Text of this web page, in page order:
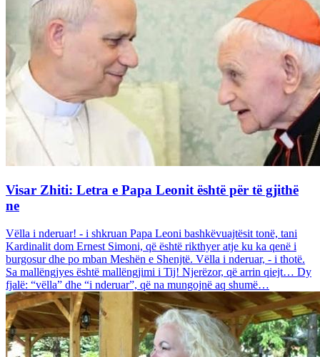
Visar Zhiti: Letra e Papa Leonit është për të gjithë
ne
Vëlla i nderuar! - i shkruan Papa Leoni bashkëvuajtësit tonë, tani
Kardinalit dom Ernest Simoni, që është rikthyer atje ku ka qenë i
burgosur dhe po mban Meshën e Shenjtë. Vëlla i nderuar, - i thotë.
Sa mallëngjyes është mallëngjimi i Tij! Njerëzor, që arrin qiejt… Dy
fjalë: “vëlla” dhe “i nderuar”, që na mungojnë aq shumë…